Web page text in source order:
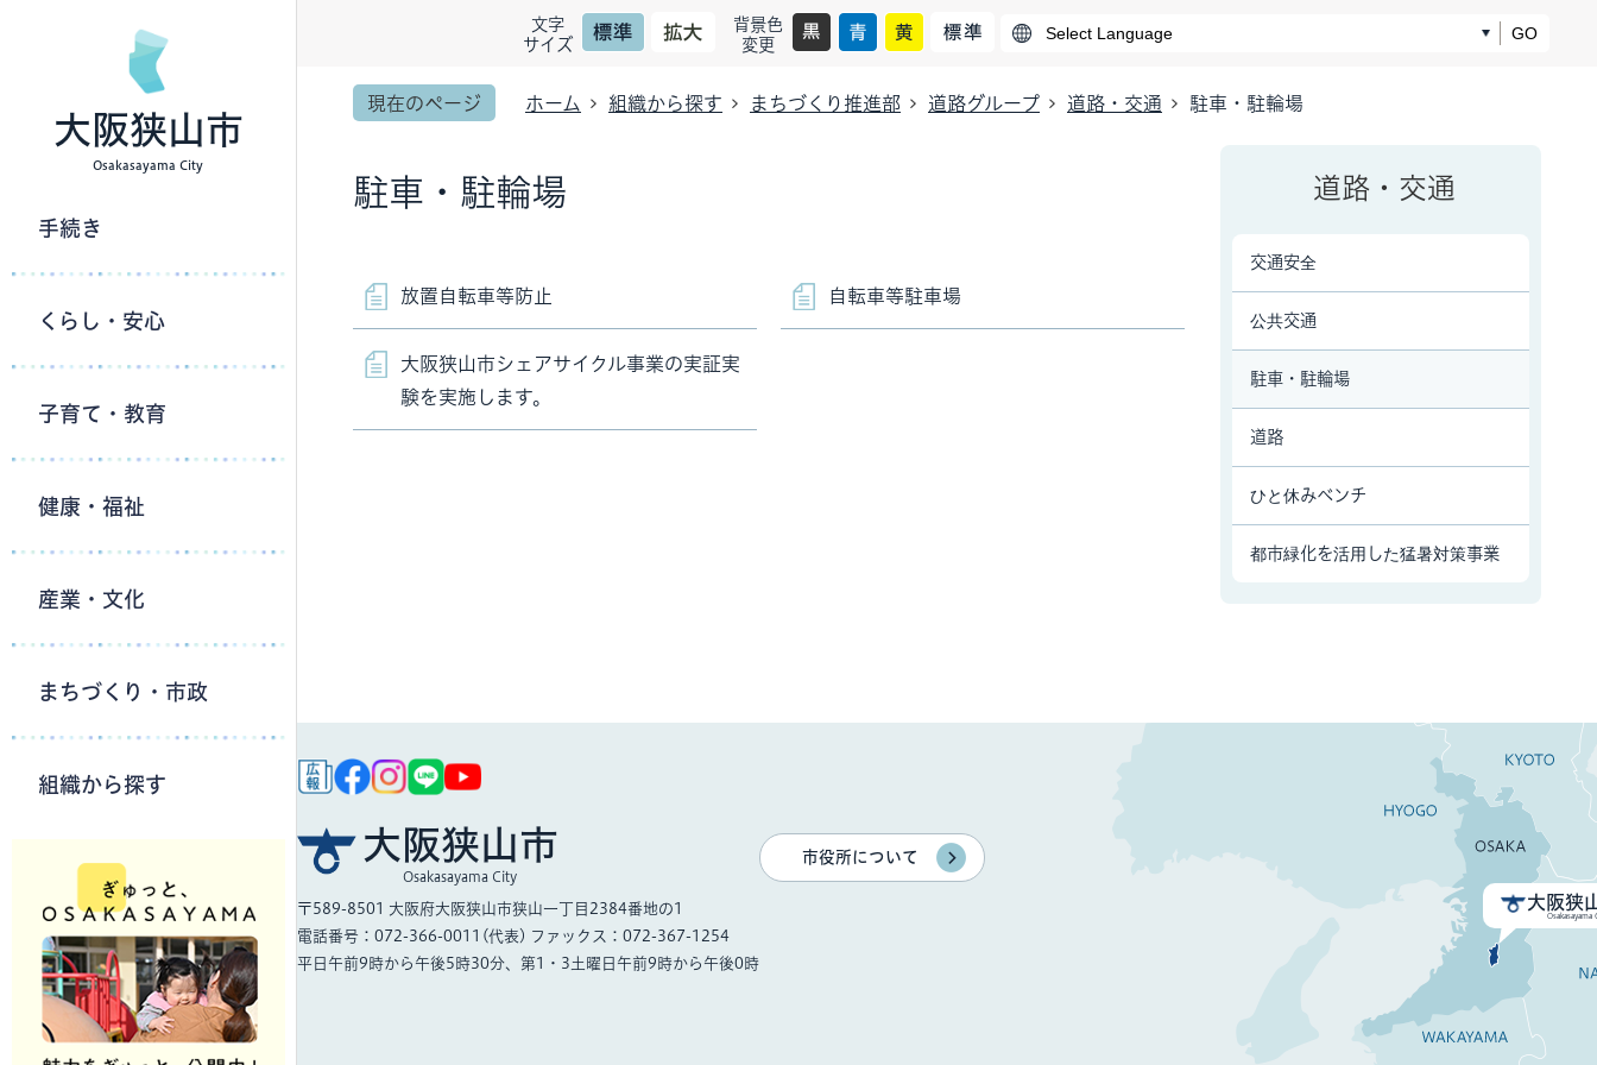
文字
サイズ
背景色
変更
GO
現在のページ ホーム 組織から探す まちづくり推進部 道路グループ 道路・交通 駐車・駐輪場
大阪狭山市
Osakasayama City
手続き
くらし・安心
子育て・教育
健康・福祉
産業・文化
まちづくり・市政
組織から探す
駐車・駐輪場
放置自転車等防止 自転車等駐車場
大阪狭山市シェアサイクル事業の実証実
験を実施します。
道路・交通
交通安全
公共交通
駐車・駐輪場
道路
ひと休みベンチ
都市緑化を活用した猛暑対策事業
大阪狭山市
Osakasayama City
〒589-8501
大阪府大阪狭山市狭山一丁目2384番地の1
電話番号：072-366-0011(代表) ファックス：072-367-1254
平日午前9時から午後5時30分、第1・3土曜日午前9時から午後0時
市役所について
大阪狭
Osakasayama